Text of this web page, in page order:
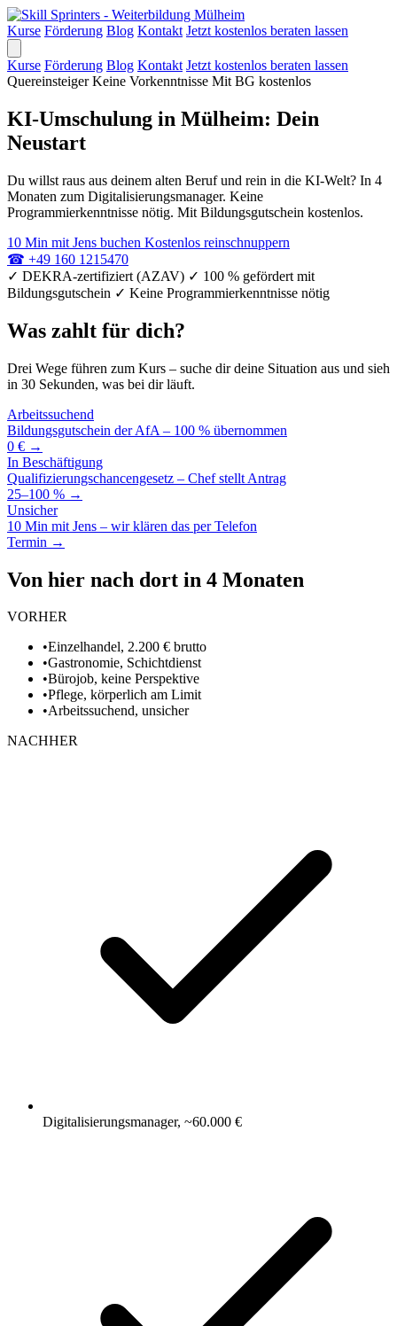
Kurse Förderung Blog Kontakt Jetzt kostenlos beraten lassen
Kurse Förderung Blog Kontakt Jetzt kostenlos beraten lassen
QuereinsteigerKeine Vorkenntnisse Mit BG kostenlos
KI-Umschulung in Mülheim: Dein
Neustart
Du willst raus aus deinem alten Beruf und rein in die KI-Welt? In 4
Monaten zum Digitalisierungsmanager. Keine
Programmierkenntnisse nötig. Mit Bildungsgutschein kostenlos.
10 Min mit Jens buchen Kostenlos reinschnuppern
☎ +49 160 1215470
✓ DEKRA-zertifiziert (AZAV) ✓ 100 % gefördert mit
Bildungsgutschein ✓ Keine Programmierkenntnisse nötig
Was zahlt für dich?
Drei Wege führen zum Kurs – suche dir deine Situation aus und sieh
in 30 Sekunden, was bei dir läuft.
Arbeitssuchend
Bildungsgutschein der AfA – 100 % übernommen
0 € →
In Beschäftigung
Qualifizierungschancengesetz – Chef stellt Antrag
25–100 % →
Unsicher
10 Min mit Jens – wir klären das per Telefon
Termin →
Von hier nach dort in 4 Monaten
VORHER
•Einzelhandel, 2.200 € brutto
•Gastronomie, Schichtdienst
•Bürojob, keine Perspektive
•Pflege, körperlich am Limit
•Arbeitssuchend, unsicher
NACHHER
Digitalisierungsmanager, ~60.000 €